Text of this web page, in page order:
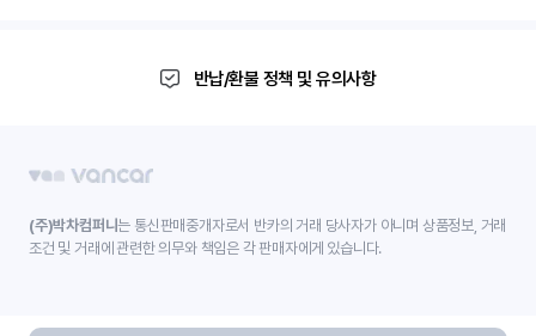
반납/환불 정책 및 유의사항
(주)박차컴퍼니는 통신판매중개자로서 반카의 거래 당사자가 아니며 상품정보, 거래
조건 및 거래에 관련한 의무와 책임은 각 판매자에게 있습니다.